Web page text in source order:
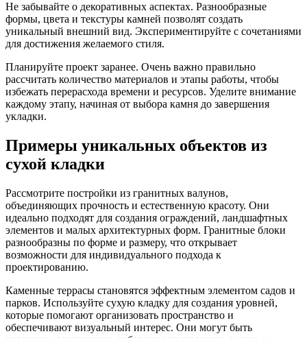
Не забывайте о декоративных аспектах. Разнообразные
формы, цвета и текстуры камней позволят создать
уникальный внешний вид. Экспериментируйте с сочетаниями
для достижения желаемого стиля.
Планируйте проект заранее. Очень важно правильно
рассчитать количество материалов и этапы работы, чтобы
избежать перерасхода времени и ресурсов. Уделите внимание
каждому этапу, начиная от выбора камня до завершения
укладки.
Примеры уникальных объектов из
сухой кладки
Рассмотрите постройки из гранитных валунов,
объединяющих прочность и естественную красоту. Они
идеально подходят для создания ограждений, ландшафтных
элементов и малых архитектурных форм. Гранитные блоки
разнообразны по форме и размеру, что открывает
возможности для индивидуального подхода к
проектированию.
Каменные террасы становятся эффектным элементом садов и
парков. Используйте сухую кладку для создания уровней,
которые помогают организовать пространство и
обеспечивают визуальный интерес. Они могут быть